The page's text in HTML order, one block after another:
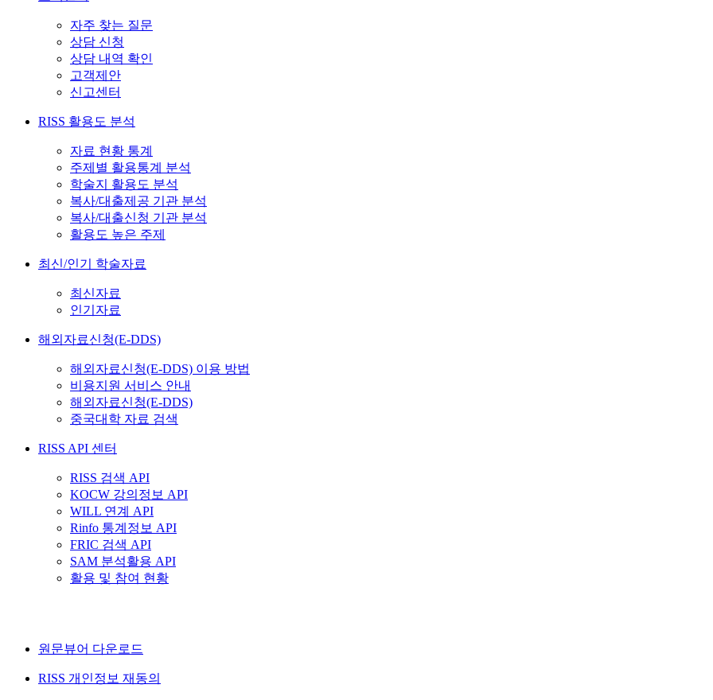
자주 찾는 질문
상담 신청
상담 내역 확인
고객제안
신고센터
RISS 활용도 분석
자료 현황 통계
주제별 활용통계 분석
학술지 활용도 분석
복사/대출제공 기관 분석
복사/대출신청 기관 분석
활용도 높은 주제
최신/인기 학술자료
최신자료
인기자료
해외자료신청(E-DDS)
해외자료신청(E-DDS) 이용 방법
비용지원 서비스 안내
해외자료신청(E-DDS)
중국대학 자료 검색
RISS API 센터
RISS 검색 API
KOCW 강의정보 API
WILL 연계 API
Rinfo 통계정보 API
FRIC 검색 API
SAM 분석활용 API
활용 및 참여 현황
원문뷰어 다운로드
RISS 개인정보 재동의